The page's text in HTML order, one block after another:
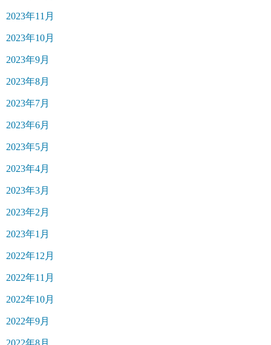
2023年11月
2023年10月
2023年9月
2023年8月
2023年7月
2023年6月
2023年5月
2023年4月
2023年3月
2023年2月
2023年1月
2022年12月
2022年11月
2022年10月
2022年9月
2022年8月